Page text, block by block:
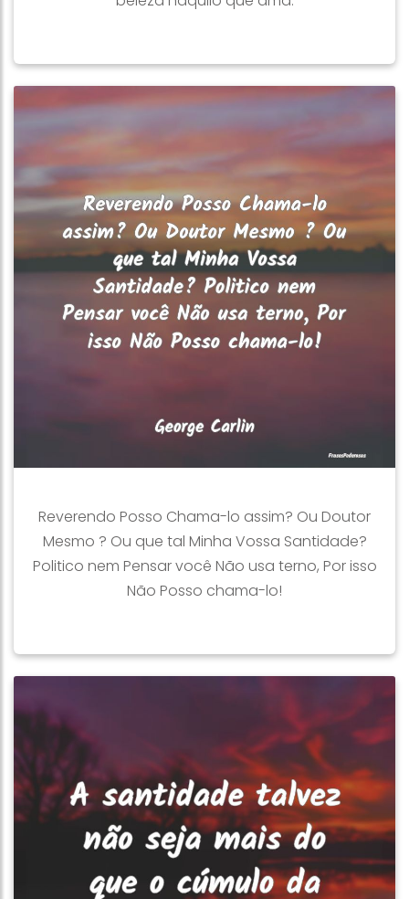
Reverendo Posso Chama-lo assim? Ou Doutor
Mesmo ? Ou que tal Minha Vossa Santidade?
Politico nem Pensar você Não usa terno, Por isso
Não Posso chama-lo!